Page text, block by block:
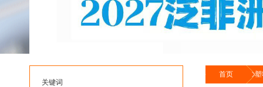
关键词
首页